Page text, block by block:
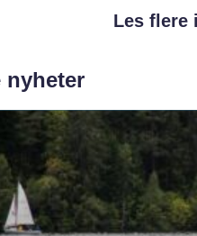
Les flere
nyheter